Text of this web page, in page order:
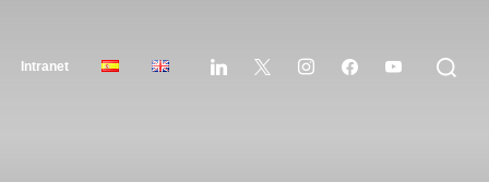
Intranet